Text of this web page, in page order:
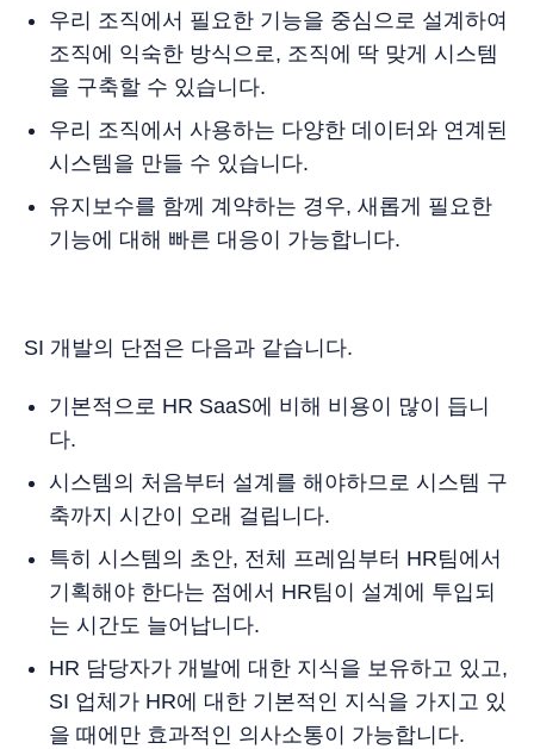
우리 조직에서 필요한 기능을 중심으로 설계하여
조직에 익숙한 방식으로, 조직에 딱 맞게 시스템
을 구축할 수 있습니다.
우리 조직에서 사용하는 다양한 데이터와 연계된
시스템을 만들 수 있습니다.
유지보수를 함께 계약하는 경우, 새롭게 필요한
기능에 대해 빠른 대응이 가능합니다.
SI 개발의 단점은 다음과 같습니다.
기본적으로 HR SaaS에 비해 비용이 많이 듭니
다.
시스템의 처음부터 설계를 해야하므로 시스템 구
축까지 시간이 오래 걸립니다.
특히 시스템의 초안, 전체 프레임부터 HR팀에서
기획해야 한다는 점에서 HR팀이 설계에 투입되
는 시간도 늘어납니다.
HR 담당자가 개발에 대한 지식을 보유하고 있고,
SI 업체가 HR에 대한 기본적인 지식을 가지고 있
을 때에만 효과적인 의사소통이 가능합니다.